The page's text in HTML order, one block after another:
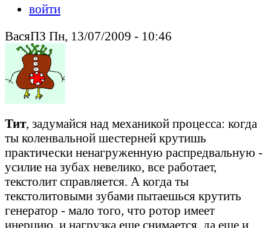
войти
ВасяПЗ Пн, 13/07/2009 - 10:46
Тит, задумайся над механикой процесса: когда
ты коленвальной шестерней крутишь
практически ненагруженную распредвальную -
усилие на зубах невелико, все работает,
текстолит справляется. А когда ты
текстолитовыми зубами пытаешься крутить
генератор - мало того, что ротор имеет
инерцию, и нагрузка еще снимается, да еще и